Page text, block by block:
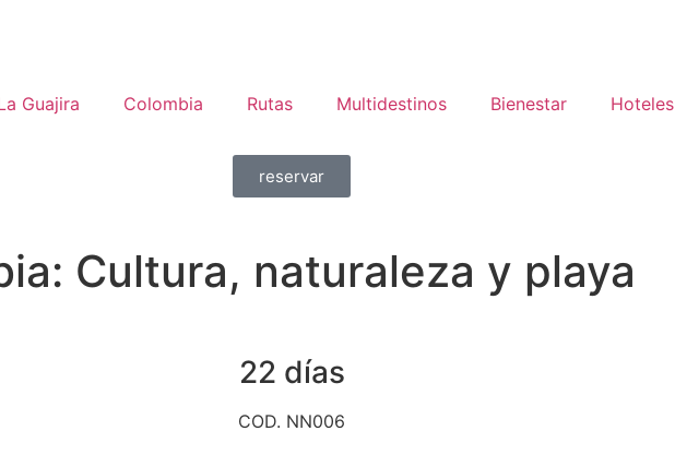
Guajira Colombia Rutas Multidestinos Bienestar Hoteles
reservar
Cultura, naturaleza y playa
22 días
COD. NN006